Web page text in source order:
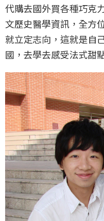
代購去國外買各種巧克
文歷史醫學資訊，全方
就立定志向，這就是自
國，去學去感受法式甜